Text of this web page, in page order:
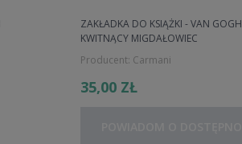
ZAKŁADKA DO KSIĄŻKI - VAN GOGH
KWITNĄCY MIGDAŁOWIEC
Producent: Carmani
35,00 ZŁ